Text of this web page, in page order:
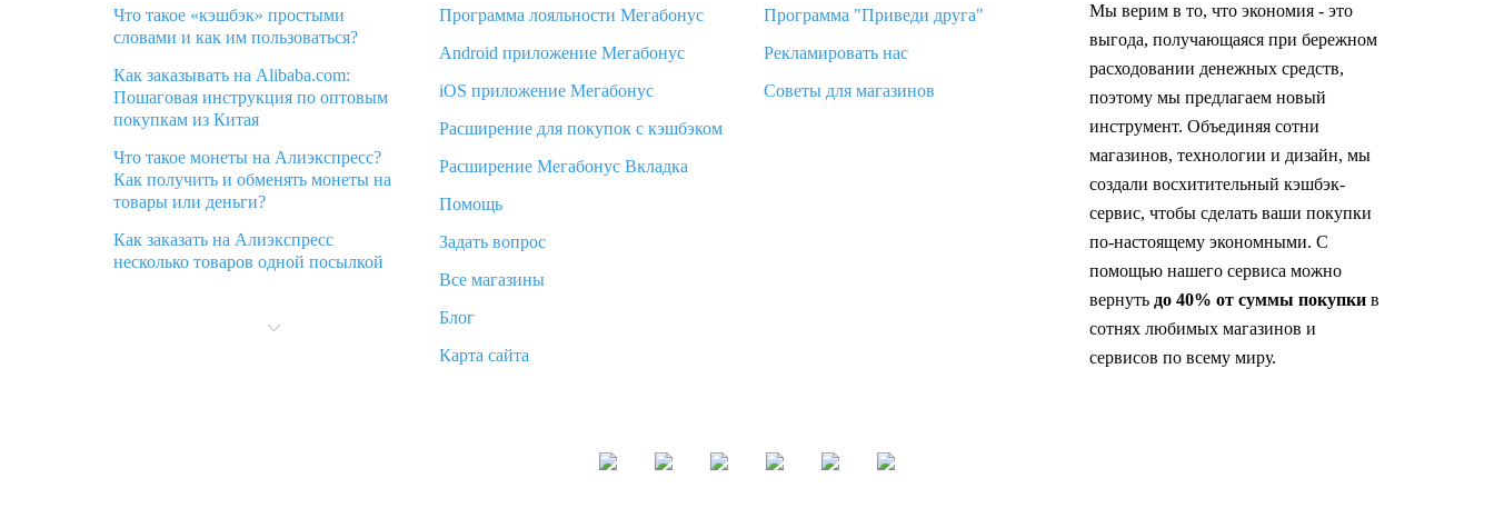
Что такое «кэшбэк» простыми
словами и как им пользоваться?
Как заказывать на Alibaba.com:
Пошаговая инструкция по оптовым
покупкам из Китая
Что такое монеты на Алиэкспресс?
Как получить и обменять монеты на
товары или деньги?
Как заказать на Алиэкспресс
несколько товаров одной посылкой
Алиэкспресс и что делать?
Программа лояльности Мегабонус
Android приложение Мегабонус
iOS приложение Мегабонус
Расширение для покупок с кэшбэком
Расширение Мегабонус Вкладка
Помощь
Задать вопрос
Все магазины
Блог
Карта сайта
Программа "Приведи друга"
Рекламировать нас
Советы для магазинов
Мы верим в то, что экономия - это
выгода, получающаяся при бережном
расходовании денежных средств,
поэтому мы предлагаем новый
инструмент. Объединяя сотни
магазинов, технологии и дизайн, мы
создали восхитительный кэшбэк-
сервис, чтобы сделать ваши покупки
по-настоящему экономными. С
помощью нашего сервиса можно
вернуть до 40% от суммы покупкив
сотнях любимых магазинов и
сервисов по всему миру.